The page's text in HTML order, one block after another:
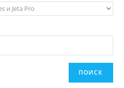
ПОИСК